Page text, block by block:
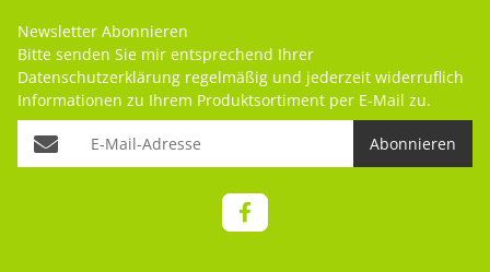
Newsletter Abonnieren
Bitte senden Sie mir entsprechend Ihrer
Datenschutzerklärung regelmäßig und jederzeit widerruflich
Informationen zu Ihrem Produktsortiment per E-Mail zu.
Abonnieren